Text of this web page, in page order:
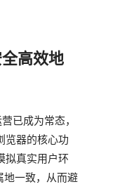
高效地
已成为常态，
览器的核心功
拟真实用户环
地一致，从而避